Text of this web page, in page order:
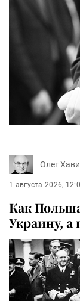
Олег
1 августа 2026,
Как
Украину, а